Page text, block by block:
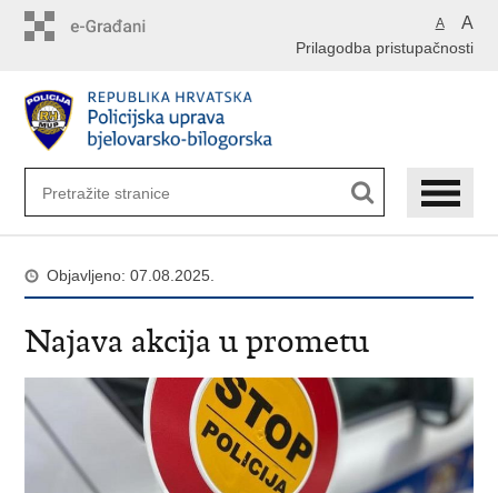
A A
Prilagodba pristupačnosti
Objavljeno: 07.08.2025.
Najava akcija u prometu